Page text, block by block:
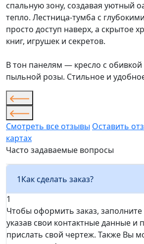
спальную зону, создавая уютный
тепло. Лестница-тумба с
просто доступ наверх, а скрытое
книг, игрушек и секретов.
В тон панелям — кресло с обивкой
пыльной розы. Стильное и
Смотреть все отзывы Оставить
картах
Часто задаваемые вопросы
1Как сделать заказ?
1
Чтобы оформить заказ,
указав свои контактные данные и
прислать свой чертеж. Также Вы